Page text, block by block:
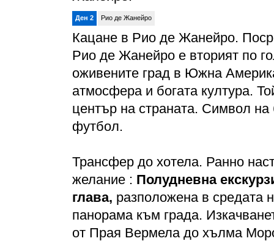
Ден 2 Рио де Жанейро
Кацане в Рио де Жанейро.
Рио де Жанейро е вторият по
оживените град в Южна
атмосфера и богата култура.
център на страната. Символ на
футбол.
Трансфер до хотела. Ранно
желание : Полудневна
глава, разположена в средата
панорама към града.
от Прая Вермела до хълма